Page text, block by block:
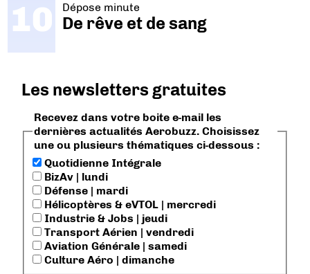
Dépose minute
De rêve et de sang
Les newsletters gratuites
Recevez dans votre boite e-mail les
dernières actualités Aerobuzz. Choisissez
une ou plusieurs thématiques ci-dessous :
Quotidienne Intégrale
BizAv | lundi
Défense | mardi
Hélicoptères & eVTOL | mercredi
Industrie & Jobs | jeudi
Transport Aérien | vendredi
Aviation Générale | samedi
Culture Aéro | dimanche